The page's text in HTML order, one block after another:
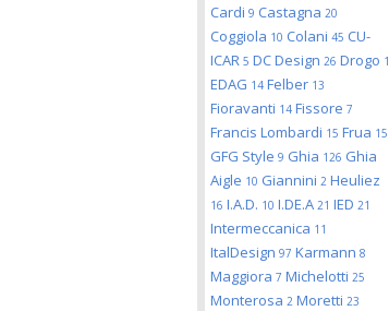
Cardi 9 Castagna 20
Coggiola 10 Colani 45 CU-
ICAR 5 DC Design 26 Drogo 1
EDAG 14 Felber 13
Fioravanti 14 Fissore 7
Francis Lombardi 15 Frua 15
GFG Style 9 Ghia 126 Ghia
Aigle 10 Giannini 2 Heuliez
16 I.A.D. 10 I.DE.A 21 IED 21
Intermeccanica 11
ItalDesign 97 Karmann 8
Maggiora 7 Michelotti 25
Monterosa 2 Moretti 23